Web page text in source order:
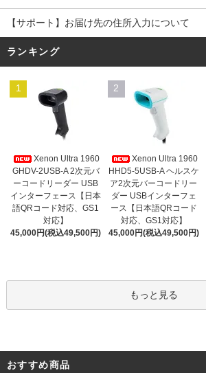
【サポート】お届け先の住所入力について
ランキング
1
Xenon Ultra 1960
GHDV-2USB-A 2次元バ
ーコードリーダー USB
インターフェース【日本
語QRコード対応、GS1
対応】
45,000円(税込49,500円)
2
Xenon Ultra 1960
HHD5-5USB-A ヘルスケ
ア2次元バーコードリー
ダー USBインターフェ
ース【日本語QRコード
対応、GS1対応】
45,000円(税込49,500円)
もっと見る
おすすめ商品